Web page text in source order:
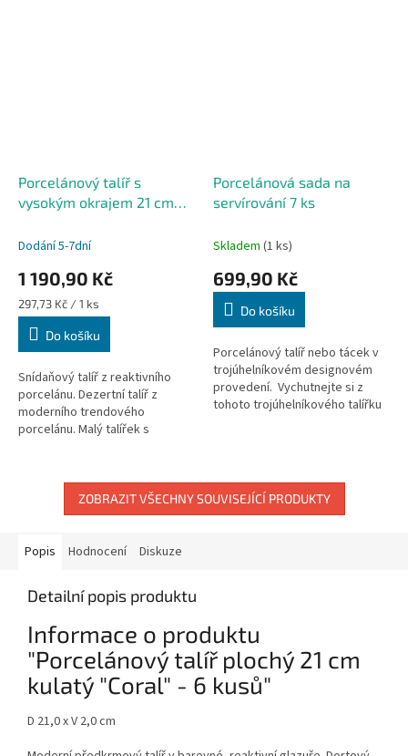
Porcelánový talíř s
vysokým okrajem 21 cm
Dodání 5-7dní
1 190,90 Kč
Měrná
cena:
297,73 Kč / 1 ks
Do košíku
Snídaňový talíř z reaktivního
porcelánu. Dezertní talíř z
moderního trendového
porcelánu. Malý talířek s
Porcelánová sada na
servírování 7 ks
Skladem (1 ks)
699,90 Kč
Do košíku
Porcelánový talíř nebo tácek v
trojúhelníkovém designovém
provedení. Vychutnejte si z
tohoto trojúhelníkového talířku
ZOBRAZIT VŠECHNY SOUVISEJÍCÍ PRODUKTY
Popis Hodnocení Diskuze
Detailní popis produktu
Informace o produktu
"Porcelánový talíř plochý 21 cm
kulatý "Coral" - 6 kusů"
D 21,0 x V 2,0 cm